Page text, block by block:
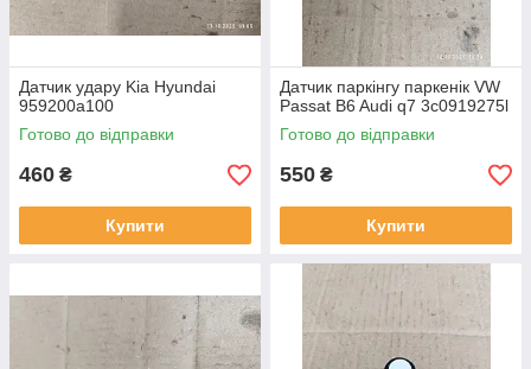
Датчик удару Kia Hyundai
959200a100
Готово до відправки
460 ₴
Купити
Датчик паркінгу паркенік VW
Passat B6 Audi q7 3c0919275l
Готово до відправки
550 ₴
Купити